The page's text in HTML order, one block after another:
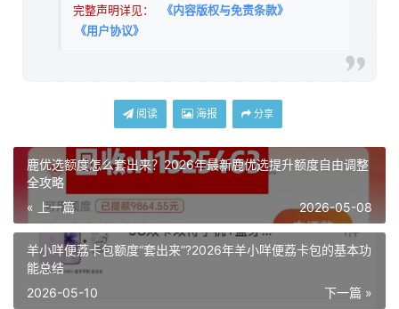
完整声明详见：
《内容版权与免责条款》
《用户协议》
阅读 海报 分享
鹿优选额度怎么套出来？2026年最新鹿优选提升额度自由调整
全攻略
« 上一篇
2026-05-08
羊小咩便荔卡包额度“套出来”?2026年羊小咩便荔卡包的基本功
能总结
下一篇 »
2026-05-10